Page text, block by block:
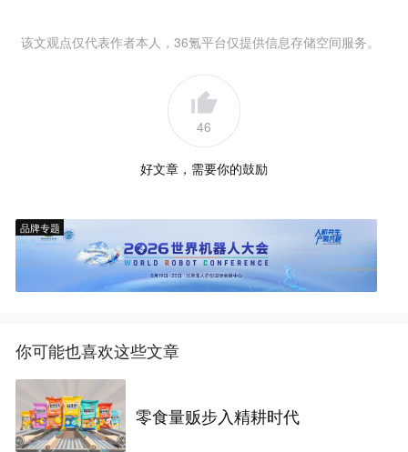
该文观点仅代表作者本人，36氪平台仅提供信息存储空间服务。
46
好文章，需要你的鼓励
品牌专题
你可能也喜欢这些文章
零食量贩步入精耕时代